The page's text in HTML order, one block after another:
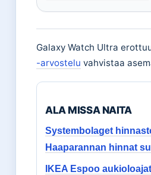
Galaxy Watch Ultra
-arvostelu vahvistaa
ALA MISSA NAITA
Systembolaget
Haaparannan hinnat
IKEA Espoo